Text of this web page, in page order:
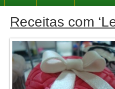
Receitas com